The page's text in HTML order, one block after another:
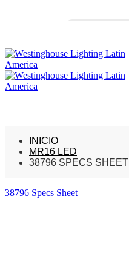
INICIO
MR16 LED
38796 SPECS SHEET
38796 Specs Sheet